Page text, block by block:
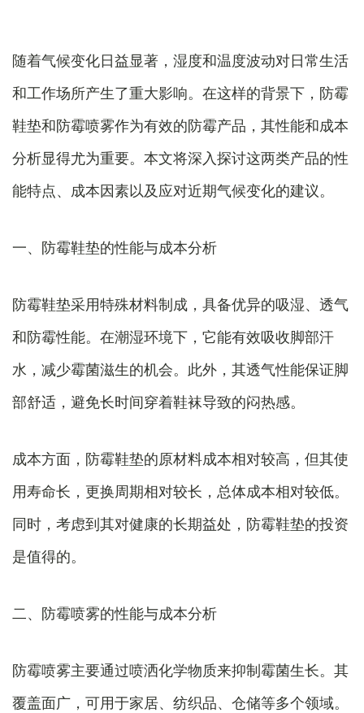
随着气候变化日益显著，湿度和温度波动对日常生活
和工作场所产生了重大影响。在这样的背景下，防霉
鞋垫和防霉喷雾作为有效的防霉产品，其性能和成本
分析显得尤为重要。本文将深入探讨这两类产品的性
能特点、成本因素以及应对近期气候变化的建议。
一、防霉鞋垫的性能与成本分析
防霉鞋垫采用特殊材料制成，具备优异的吸湿、透气
和防霉性能。在潮湿环境下，它能有效吸收脚部汗
水，减少霉菌滋生的机会。此外，其透气性能保证脚
部舒适，避免长时间穿着鞋袜导致的闷热感。
成本方面，防霉鞋垫的原材料成本相对较高，但其使
用寿命长，更换周期相对较长，总体成本相对较低。
同时，考虑到其对健康的长期益处，防霉鞋垫的投资
是值得的。
二、防霉喷雾的性能与成本分析
防霉喷雾主要通过喷洒化学物质来抑制霉菌生长。其
覆盖面广，可用于家居、纺织品、仓储等多个领域。